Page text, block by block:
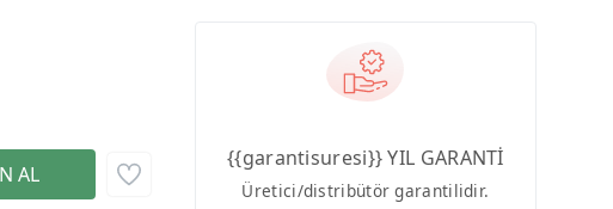
{{garantisuresi}} YIL GARANTİ
Üretici/distribütör garantilidir.